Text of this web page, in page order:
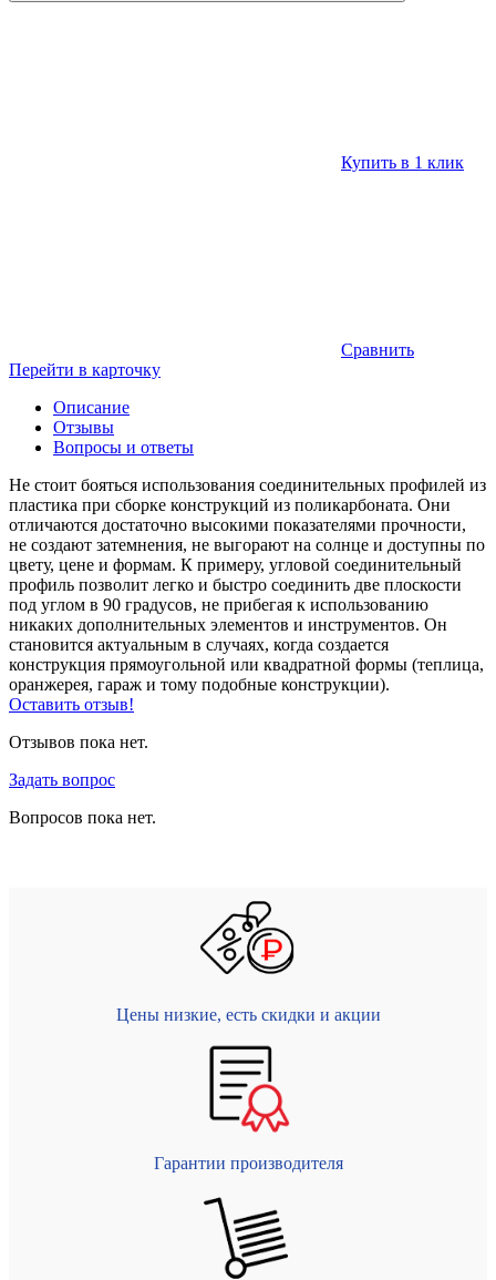
Купить в 1 клик
Сравнить
Перейти в карточку
Описание
Отзывы
Вопросы и ответы
Не стоит бояться использования соединительных профилей из
пластика при сборке конструкций из поликарбоната. Они
отличаются достаточно высокими показателями прочности,
не создают затемнения, не выгорают на солнце и доступны по
цвету, цене и формам. К примеру, угловой соединительный
профиль позволит легко и быстро соединить две плоскости
под углом в 90 градусов, не прибегая к использованию
никаких дополнительных элементов и инструментов. Он
становится актуальным в случаях, когда создается
конструкция прямоугольной или квадратной формы (теплица,
оранжерея, гараж и тому подобные конструкции).
Оставить отзыв!
Отзывов пока нет.
Задать вопрос
Вопросов пока нет.
Цены низкие, есть скидки и акции
Гарантии производителя